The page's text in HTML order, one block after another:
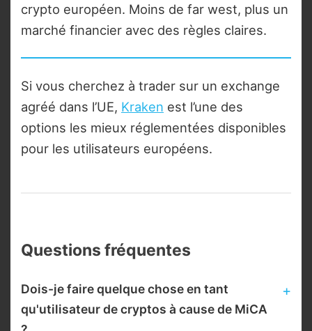
crypto européen. Moins de far west, plus un
marché financier avec des règles claires.
Si vous cherchez à trader sur un exchange
agréé dans l’UE, Kraken est l’une des
options les mieux réglementées disponibles
pour les utilisateurs européens.
Questions fréquentes
Dois-je faire quelque chose en tant
qu'utilisateur de cryptos à cause de MiCA